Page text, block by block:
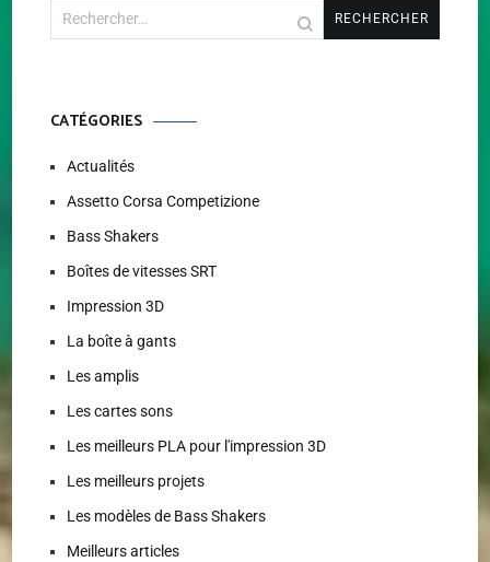
Rechercher :
CATÉGORIES
Actualités
Assetto Corsa Competizione
Bass Shakers
Boîtes de vitesses SRT
Impression 3D
La boîte à gants
Les amplis
Les cartes sons
Les meilleurs PLA pour l'impression 3D
Les meilleurs projets
Les modèles de Bass Shakers
Meilleurs articles